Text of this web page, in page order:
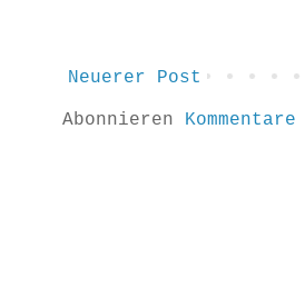
Neuerer Post
Abonnieren